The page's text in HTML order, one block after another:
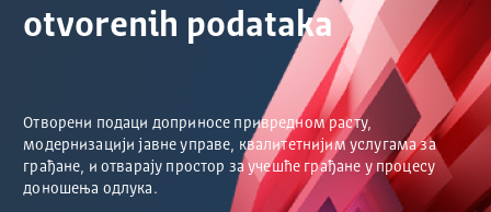
otvorenih podataka
Отворени подаци доприносе привредном расту,
модернизацији јавне управе, квалитетнијим услугама за
грађане, и отварају простор за учешће грађане у процесу
доношења одлука.